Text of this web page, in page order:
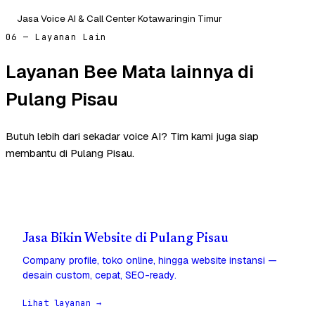
Jasa Voice AI & Call Center Kotawaringin Timur
06 — Layanan Lain
Layanan Bee Mata lainnya di
Pulang Pisau
Butuh lebih dari sekadar voice AI? Tim kami juga siap
membantu di Pulang Pisau.
Jasa Bikin Website di Pulang Pisau
Company profile, toko online, hingga website instansi —
desain custom, cepat, SEO-ready.
Lihat layanan →